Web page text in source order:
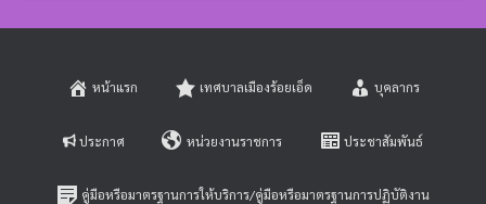
หน้าแรก เทศบาลเมืองร้อยเอ็ด บุคลากร
ประกาศ หน่วยงานราชการ ประชาสัมพันธ์
คู่มือหรือมาตรฐานการให้บริการ/คู่มือหรือมาตรฐานการปฏิบัติงาน